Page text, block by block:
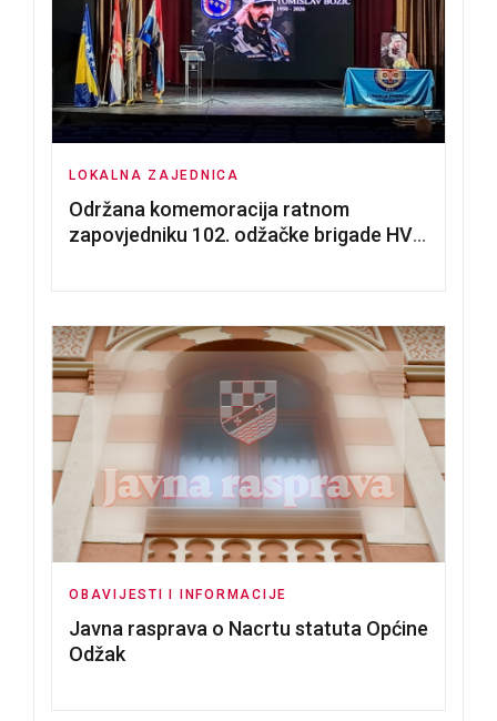
LOKALNA ZAJEDNICA
Održana komemoracija ratnom
zapovjedniku 102. odžačke brigade HVO
OBAVIJESTI I INFORMACIJE
Javna rasprava o Nacrtu statuta Općine
Odžak